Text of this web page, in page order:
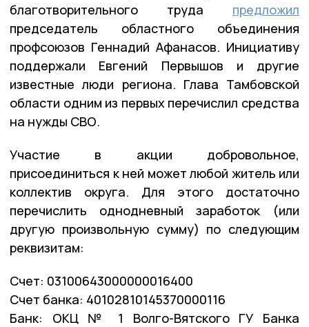
благотворительного труда предложил
председатель областного объединения
профсоюзов Геннадий Афанасов. Инициативу
поддержали Евгений Первышов и другие
известные люди региона. Глава Тамбовской
области одним из первых перечислил средства
на нужды СВО.
Участие в акции добровольное,
присоединиться к ней может любой житель или
коллектив округа. Для этого достаточно
перечислить однодневный заработок (или
другую произвольную сумму) по следующим
реквизитам:
Счет: 03100643000000016400
Счет банка: 40102810145370000116
Банк: ОКЦ № 1 Волго-Вятского ГУ Банка